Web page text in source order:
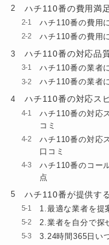
ハチ110番の費用満
ハチ110番の費用
ハチ110番の費用
ハチ110番の対応品
ハチ110番の業者
ハチ110番の業者
ハチ110番の対応ス
ハチ110番の対応
コミ
ハチ110番の対応
口コミ
ハチ110番のコー
点
ハチ110番が提供す
1.最適な業者を提
2.業者を自分で探
3.24時間365日い